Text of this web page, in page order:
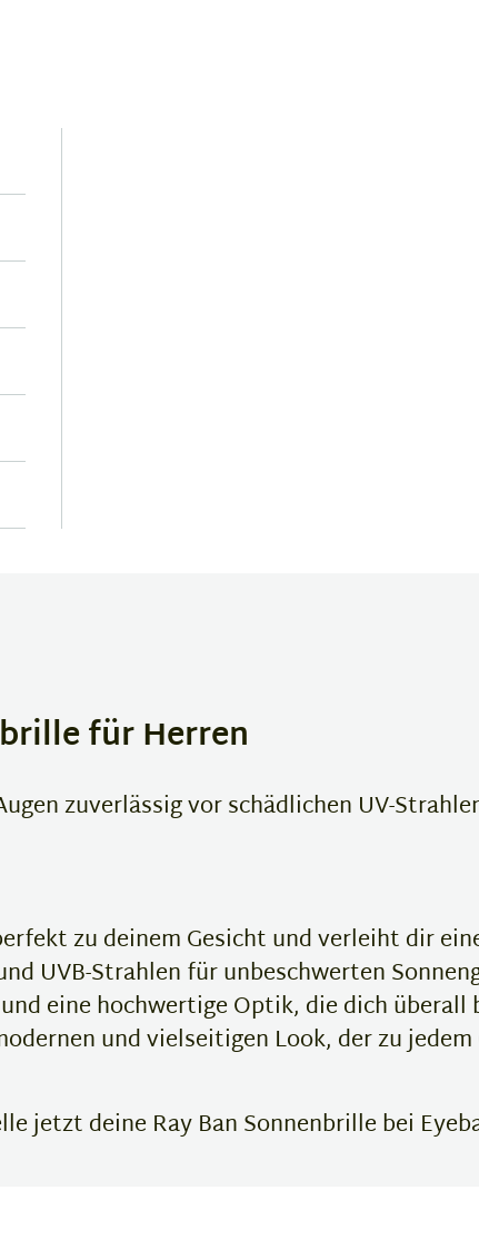
für Herren
zuverlässig vor schädlichen UV-
zu deinem Gesicht und verleiht dir
UVB-Strahlen für unbeschwerten
eine hochwertige Optik, die dich überall
und vielseitigen Look, der zu
jetzt deine Ray Ban Sonnenbrille bei